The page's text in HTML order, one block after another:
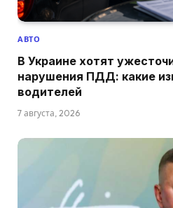
АВТО
В Украине хотят
нарушения ПДД: какие
водителей
7 августа, 2026